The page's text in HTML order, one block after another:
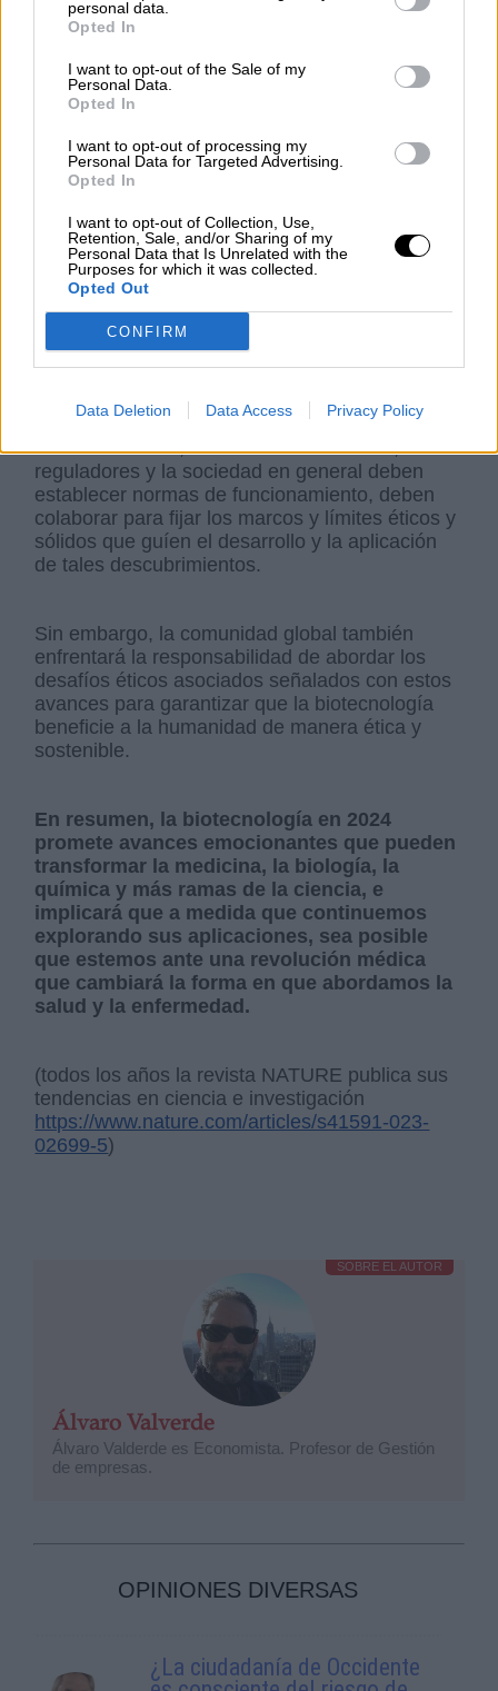
personal data.
Opted In
I want to opt-out of the Sale of my
Personal Data.
Opted In
I want to opt-out of processing my
Personal Data for Targeted Advertising.
Opted In
I want to opt-out of Collection, Use,
Retention, Sale, and/or Sharing of my
Personal Data that Is Unrelated with the
Purposes for which it was collected.
Opted Out
CONFIRM
Data Deletion Data Access Privacy Policy
Sin embargo, como casi siempre ocurre, no
todo lo que se investiga ni los resultados
cosas buenas. Los avances en la medicina y en
la biotecnología y demás ramas científicas, que
humanos, son excelentes y hay que invertir en
ellos.Pero a medida que la biotecnología
avanza, surgen desafíos éticos muy
relevantes y que deben permitirnos
reflexionar sobre ellos:
La modificación genética en humanos, la
privacidad de datos genéticos y la equidad y
universalidad en el acceso a los avances
Ante estos retos, la comunidad científica, los
reguladores y la sociedad en general deben
establecer normas de funcionamiento, deben
colaborar para fijar los marcos y límites éticos y
sólidos que guíen el desarrollo y la aplicación
de tales descubrimientos.
Sin embargo, la comunidad global también
enfrentará la responsabilidad de abordar los
desafíos éticos asociados señalados con estos
avances para garantizar que la biotecnología
beneficie a la humanidad de manera ética y
sostenible.
En resumen, la biotecnología en 2024
promete avances emocionantes que pueden
transformar la medicina, la biología, la
química y más ramas de la ciencia, e
implicará que a medida que continuemos
explorando sus aplicaciones, sea posible
que estemos ante una revolución médica
que cambiará la forma en que abordamos la
salud y la enfermedad.
(todos los años la revista NATURE publica sus
tendencias en ciencia e investigación
https://www.nature.com/articles/s41591-023-
02699-5)
SOBRE EL AUTOR
Álvaro Valverde
Álvaro Valderde es Economista. Profesor de Gestión
de empresas.
OPINIONES DIVERSAS
¿La ciudadanía de Occidente